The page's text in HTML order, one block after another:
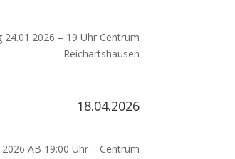
24.01.2026 – 19 Uhr Centrum
Reichartshausen
18.04.2026
AB 19:00 Uhr – Centrum